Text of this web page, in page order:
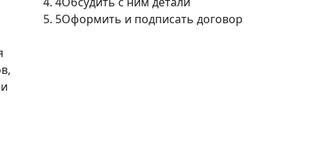
5Оформить и подписать договор